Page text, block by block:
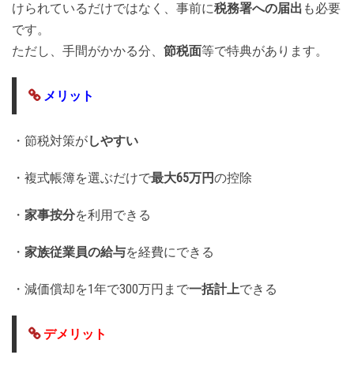
けられているだけではなく、事前に税務署への届出 も必要
です。
ただし、手間がかかる分、 節税面等で特典があります。
メリット
・節税対策がしやすい
・複式帳簿を選ぶだけで最大65万円の控除
・ 家事按分を利用できる
・ 家族従業員の給与を経費にできる
・減価償却を1年で300万円まで一括計上できる
デメリット